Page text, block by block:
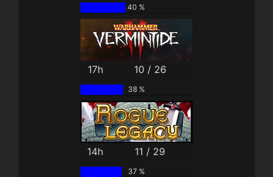
40 %
17h 10 / 26
38 %
14h 11 / 29
37 %